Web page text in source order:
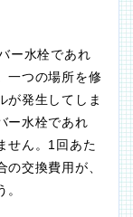
ー水栓であれ
一つの場所を修
が発生してしま
ー水栓であれ
せん。1回あた
交換費用が、